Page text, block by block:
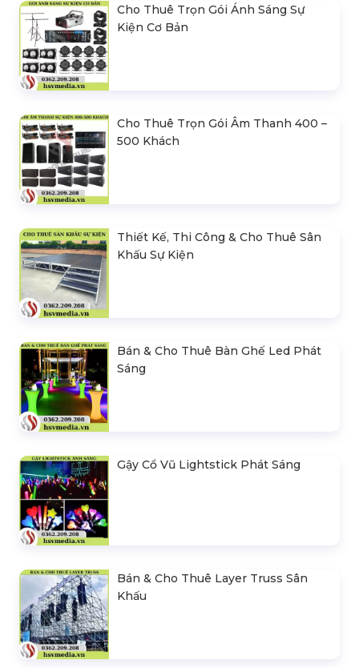
Cho Thuê Trọn Gói Ánh Sáng Sự
Kiện Cơ Bản
Cho Thuê Trọn Gói Âm Thanh 400 –
500 Khách
Thiết Kế, Thi Công & Cho Thuê Sân
Khấu Sự Kiện
Bán & Cho Thuê Bàn Ghế Led Phát
Sáng
Gậy Cổ Vũ Lightstick Phát Sáng
Bán & Cho Thuê Layer Truss Sân
Khấu